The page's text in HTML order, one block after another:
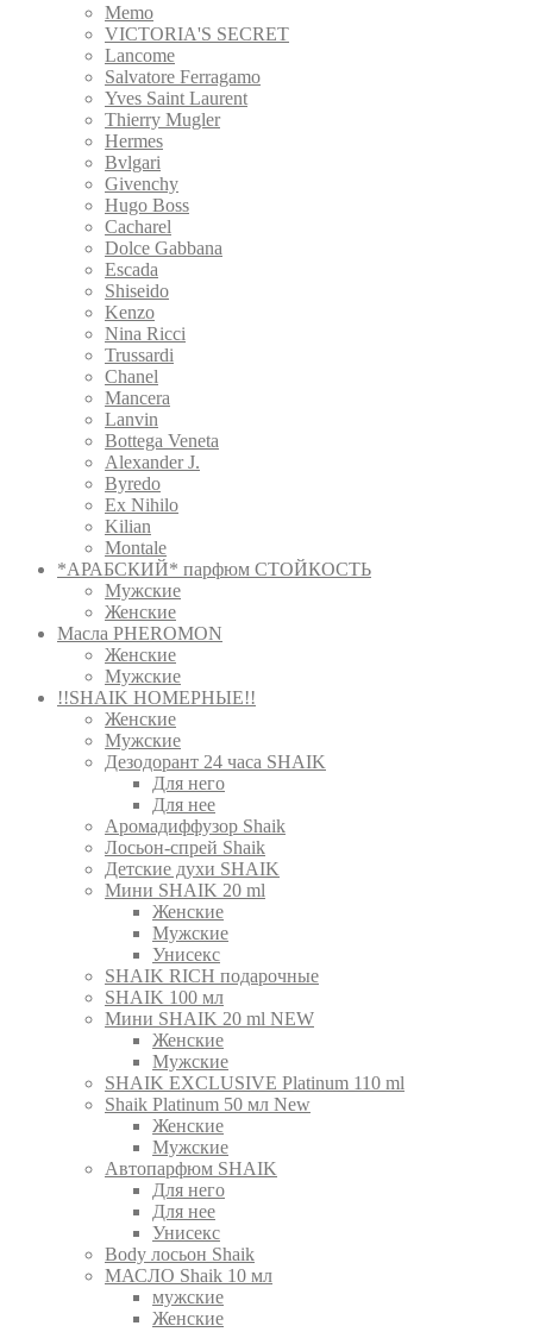
Memo
VICTORIA'S SECRET
Lancome
Salvatore Ferragamo
Yves Saint Laurent
Thierry Mugler
Hermes
Bvlgari
Givenchy
Hugo Boss
Cacharel
Dolce Gabbana
Escada
Shiseido
Kenzo
Nina Ricci
Trussardi
Chanel
Mancera
Lanvin
Bottega Veneta
Alexander J.
Byredo
Ex Nihilo
Kilian
Montale
*АРАБСКИЙ* парфюм СТОЙКОСТЬ
Мужские
Женские
Масла PHEROMON
Женские
Мужские
!!SHAIK НОМЕРНЫЕ!!
Женские
Мужские
Дезодорант 24 часа SHAIK
Для него
Для нее
Аромадиффузор Shaik
Лосьон-спрей Shaik
Детские духи SHAIK
Мини SHAIK 20 ml
Женские
Мужские
Унисекс
SHAIK RICH подарочные
SHAIK 100 мл
Мини SHAIK 20 ml NEW
Женские
Мужские
SHAIK EXCLUSIVE Platinum 110 ml
Shaik Platinum 50 мл New
Женские
Мужские
Автопарфюм SHAIK
Для него
Для нее
Унисекс
Body лосьон Shaik
МАСЛО Shaik 10 мл
мужские
Женские